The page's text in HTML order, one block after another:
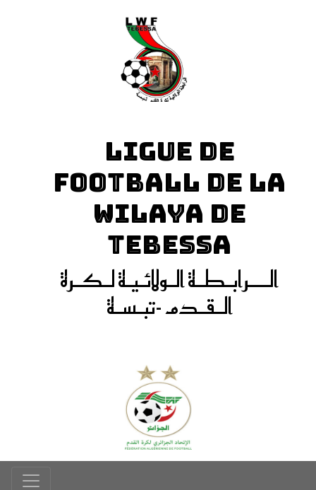
LIGUE DE
FOOTBALL DE LA
WILAYA DE
TEBESSA
الـــرابـطـة الـولائـيـة لـكـرة
الـقـدم -تبـسـة